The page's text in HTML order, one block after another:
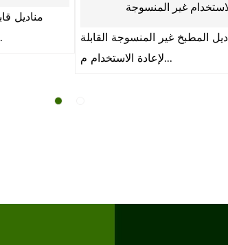
الشركة المصنعة لمناديل الحيوانات الأليفة
العضوية الطبيعية ال...
، توصيل خلال 15 يوم.